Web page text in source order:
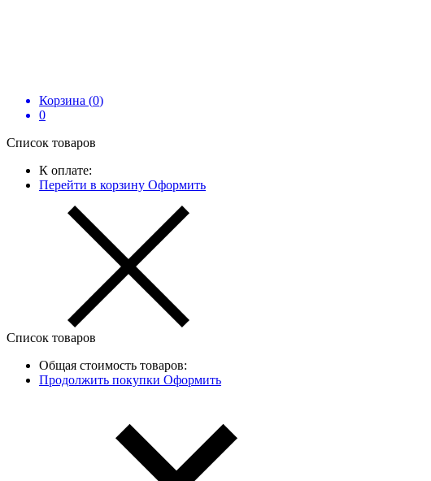
Корзина (0)
0
Список товаров
К оплате:
Перейти в корзину Оформить
Список товаров
Общая стоимость товаров:
Продолжить покупки Оформить